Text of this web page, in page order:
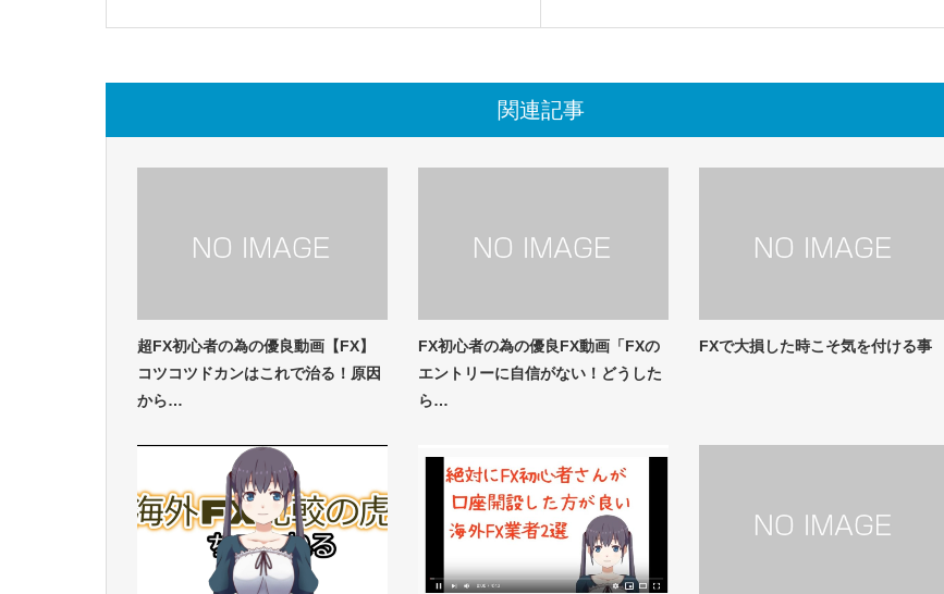
関連記事
超FX初心者の為の優良動画【FX】
コツコツドカンはこれで治る！原因
から…
FX初心者の為の優良FX動画「FXの
エントリーに自信がない！どうした
ら…
FXで大損した時こそ気を付ける事